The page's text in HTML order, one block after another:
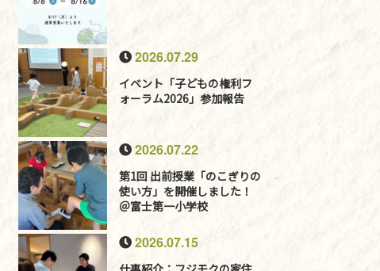
2026.07.29
イベント「子どもの権利フ
ォーラム2026」参加報告
2026.07.22
第1回 出前授業「のこぎりの
使い方」を開催しました！
＠富士第一小学校
2026.07.15